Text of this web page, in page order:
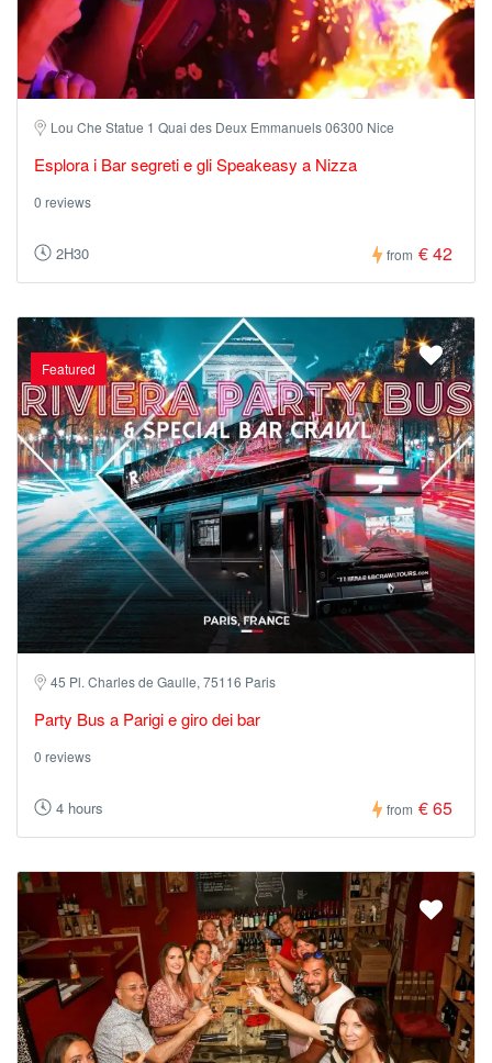
Lou Che Statue 1 Quai des Deux Emmanuels 06300 Nice
Esplora i Bar segreti e gli Speakeasy a Nizza
0 reviews
2H30 from € 42
Featured
45 Pl. Charles de Gaulle, 75116 Paris
Party Bus a Parigi e giro dei bar
0 reviews
4 hours from € 65